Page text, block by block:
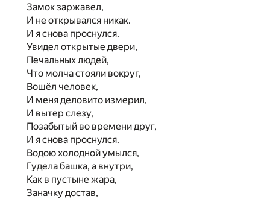
Замок заржавел,
И не открывался никак.
И я снова проснулся.
Увидел открытые двери,
Печальных людей,
Что молча стояли вокруг,
Вошёл человек,
И меня деловито измерил,
И вытер слезу,
Позабытый во времени друг,
И я снова проснулся.
Водою холодной умылся,
Гудела башка, а внутри,
Как в пустыне жара,
Заначку достав,